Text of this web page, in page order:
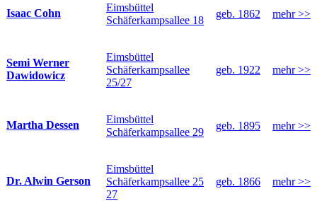
Isaac Cohn
Eimsbüttel
Schäferkampsallee 18
geb. 1862 mehr >>
Semi Werner
Dawidowicz
Eimsbüttel
Schäferkampsallee
25/27
geb. 1922 mehr >>
Martha Dessen
Eimsbüttel
Schäferkampsallee 29
geb. 1895 mehr >>
Dr. Alwin Gerson
Eimsbüttel
Schäferkampsallee 25
27
geb. 1866 mehr >>